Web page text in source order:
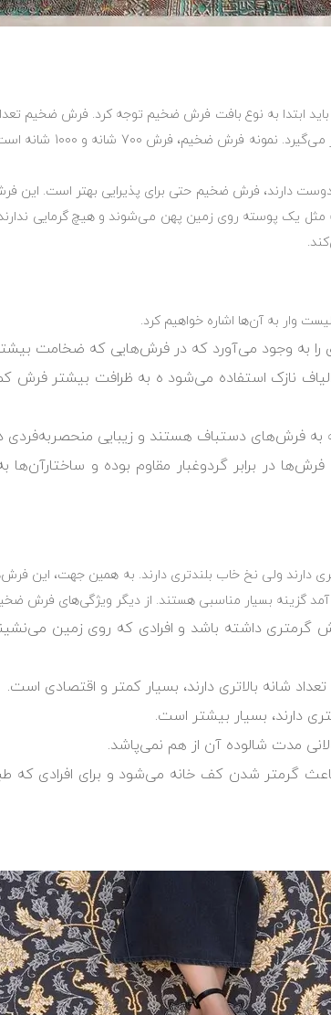
ابتدا به نوع بافت ‏فرش ضخیم توجه کرد. فرش ضخیم
بودن نسبت به فرش‌های
دوست دارند، فرش ‏ضخیم حتی برای پذیرایی بهتر است. این
یک ‏پوسته روی زمین پهن می‌شوند و هیچ گرمایی ندارند
وار به آن‌ها ‏اشاره خواهیم کرد.‏
را به وجود می‌آورد ‏که در فرش‌هایی که ضخامت
از الیاف نازک استفاده ‏می‌شود ه به ظرافت
در برابر ‏گردوغبار مقاوم بوده و
شانه و 1000 شانه تعداد شانه کمتری دارند ولی نخ خاب ‏بلندتری دارند. به
گزینه ‏بسیار مناسبی هستند. از دیگر ویژگی‌های فرش
داشته باشد و ‏افرادی که روی زمین می‌نشینند
بالاتری دارند، ‏بسیار کمتر و اقتصادی است.‏
دارند، بسیار بیشتر ‏است.‏
مدت شالوده آن از ‏هم نمی‌پاشد.‏
گرمتر شدن کف ‏خانه می‌شود و برای افرادی که